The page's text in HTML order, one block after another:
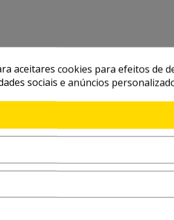
aceitares cookies para efeitos de
sociais e anúncios